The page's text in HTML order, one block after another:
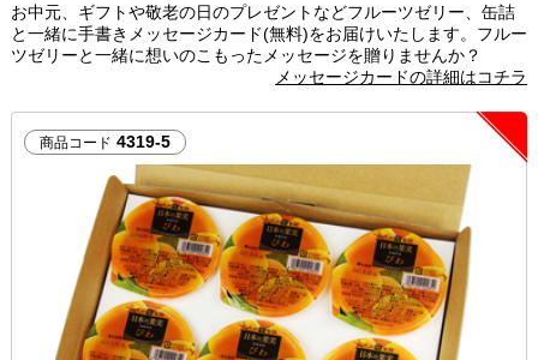
お中元、ギフトや敬老の日のプレゼントなどフルーツゼリー、缶詰
と一緒に手書きメッセージカード(無料)をお届けいたします。フルー
ツゼリーと一緒に想いのこもったメッセージを贈りませんか？
メッセージカードの詳細はコチラ
商品コード 4319-5